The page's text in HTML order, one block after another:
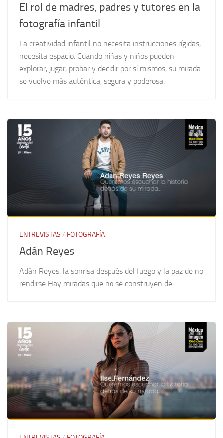
El rol de madres, padres y tutores en la
fotografía infantil
La creatividad infantil no necesita instrucciones rígidas,
necesita espacio. Cuando niñas y niños pueden
explorar, jugar, probar y decidir por sí mismos, su mirada
se vuelve más auténtica, segura y poderosa.
ENTREVISTAS / FOTOGRAFÍA
Adán Reyes
Adán Reyes: la sonrisa después del fuego y la paz de no
rendirse Hay miradas que no se construyen de...